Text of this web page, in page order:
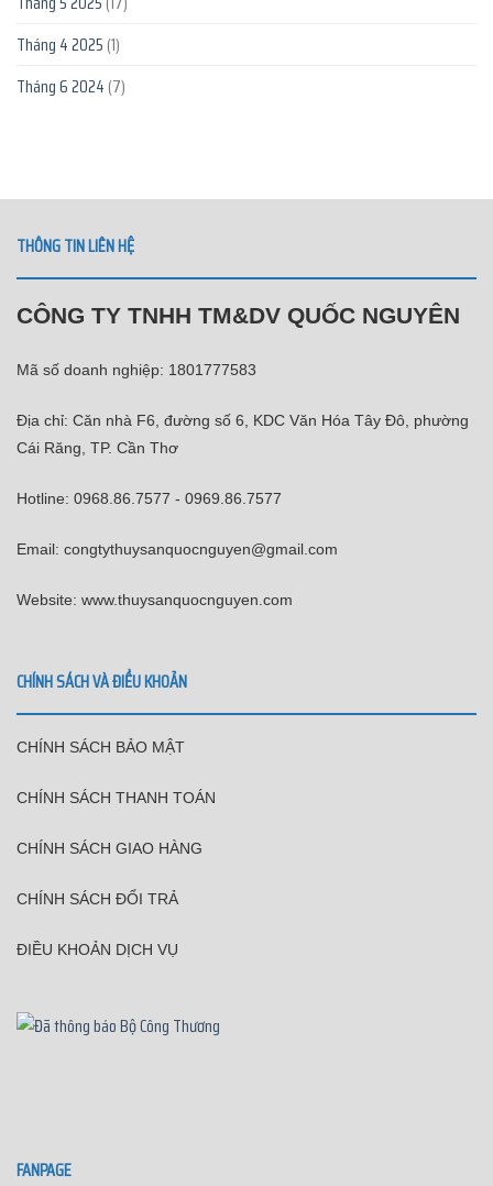
Tháng 4 2025 (1)
Tháng 6 2024 (7)
THÔNG TIN LIÊN HỆ
CÔNG TY TNHH TM&DV QUỐC NGUYÊN
Mã số doanh nghiệp: 1801777583
Địa chỉ: Căn nhà F6, đường số 6, KDC Văn Hóa Tây Đô, phường
Cái Răng, TP. Cần Thơ
Hotline: 0968.86.7577 - 0969.86.7577
Email: congtythuysanquocnguyen@gmail.com
Website: www.thuysanquocnguyen.com
CHÍNH SÁCH VÀ ĐIỀU KHOẢN
CHÍNH SÁCH BẢO MẬT
CHÍNH SÁCH THANH TOÁN
CHÍNH SÁCH GIAO HÀNG
CHÍNH SÁCH ĐỔI TRẢ
ĐIỀU KHOẢN DỊCH VỤ
FANPAGE